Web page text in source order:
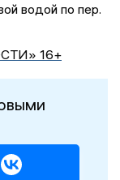
водой по пер.
16+